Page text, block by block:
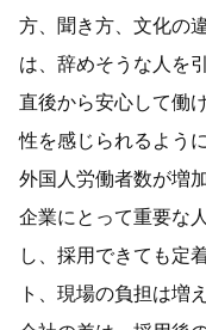
方、聞き方、文化の
は、辞めそうな人を
直後から安心して働
性を感じられるよう
外国人労働者数が増
企業にとって重要な
し、採用できても定
ト、現場の負担は増